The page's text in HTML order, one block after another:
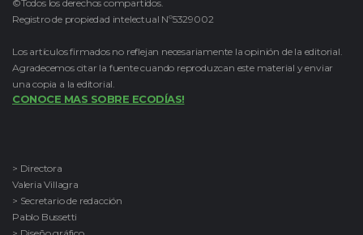
©Todos los derechos compartidos.
Registro de propiedad intelectual Nº5329002
Los artículos firmados no reflejan necesariamente la opinión de la editorial.
Agradecemos citar la fuente cuando reproduzcan este material y enviar
una copia a la editorial.
CONOCE MAS SOBRE ECODÍAS!
> Directora
Valeria Villagra
> Secretario de redacción
Pablo Bussetti